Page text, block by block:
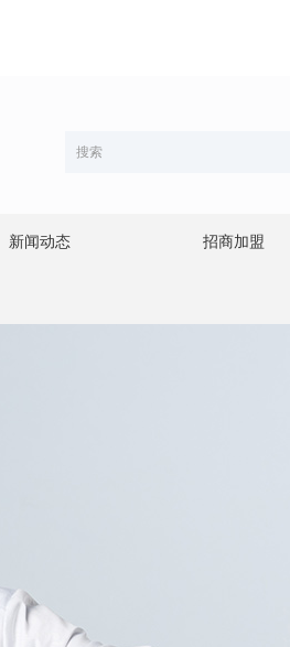
新闻动态 招商加盟